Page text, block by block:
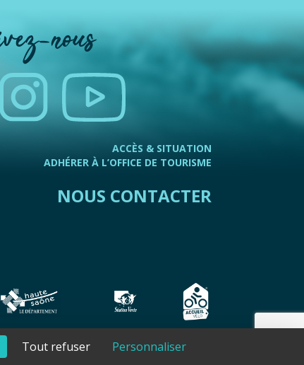
nous
ACCÈS & SITUATION
ADHÉRER À L’OFFICE DE TOURISME
NOUS CONTACTER
avecwsb-Mentions légales-Plan de site
Tout refuser Personnaliser